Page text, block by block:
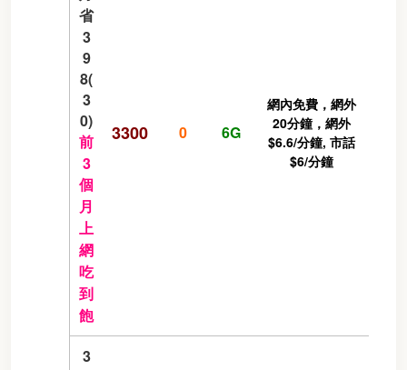
省
3
9
8(
3
0)
前
3
個
月
上
網
吃
到
飽
3300 0 6G
網內免費，網外
20分鐘，網外
$6.6/分鐘, 市話
$6/分鐘
3